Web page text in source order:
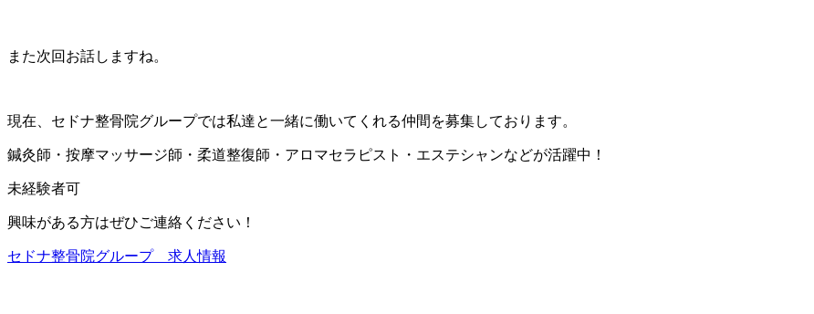
また次回お話しますね。
現在、セドナ整骨院グループでは私達と一緒に働いてくれる仲間を募集しております。
鍼灸師・按摩マッサージ師・柔道整復師・アロマセラピスト・エステシャンなどが活躍中！
未経験者可
興味がある方はぜひご連絡ください！
セドナ整骨院グループ 求人情報